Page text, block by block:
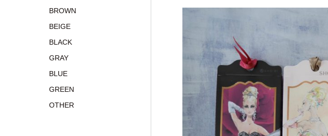
BROWN
BEIGE
BLACK
GRAY
BLUE
GREEN
OTHER